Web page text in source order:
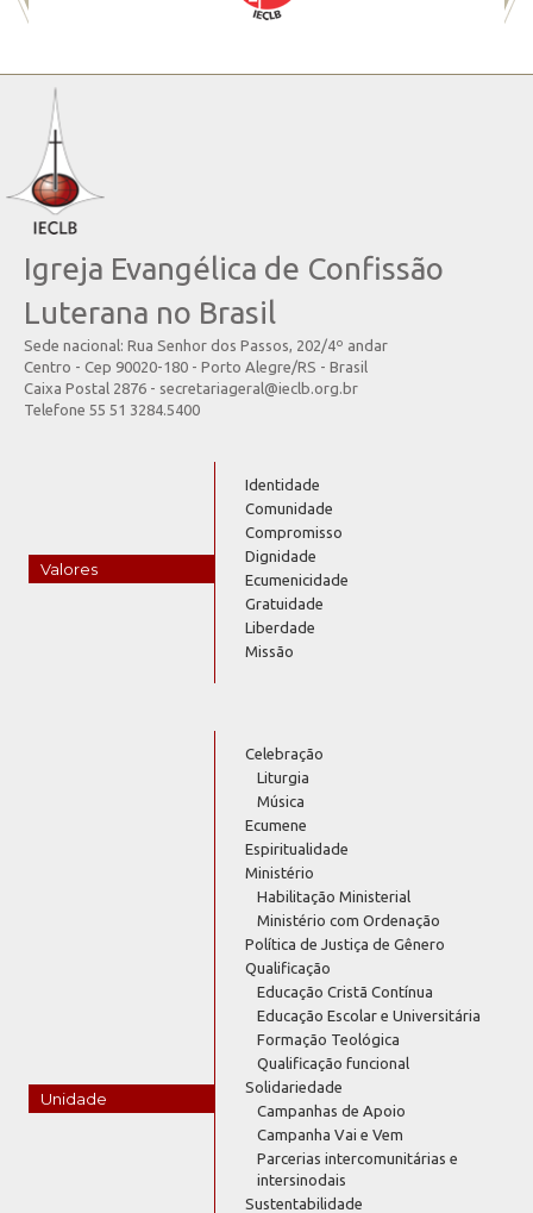
Igreja Evangélica de Confissão
Luterana no Brasil
Sede nacional: Rua Senhor dos Passos, 202/4º andar
Centro - Cep 90020-180 - Porto Alegre/RS - Brasil
Caixa Postal 2876 - secretariageral@ieclb.org.br
Telefone 55 51 3284.5400
Valores
Identidade
Comunidade
Compromisso
Dignidade
Ecumenicidade
Gratuidade
Liberdade
Missão
Unidade
Celebração
Liturgia
Música
Ecumene
Espiritualidade
Ministério
Habilitação Ministerial
Ministério com Ordenação
Política de Justiça de Gênero
Qualificação
Educação Cristã Contínua
Educação Escolar e Universitária
Formação Teológica
Qualificação funcional
Solidariedade
Campanhas de Apoio
Campanha Vai e Vem
Parcerias intercomunitárias e
intersinodais
Sustentabilidade